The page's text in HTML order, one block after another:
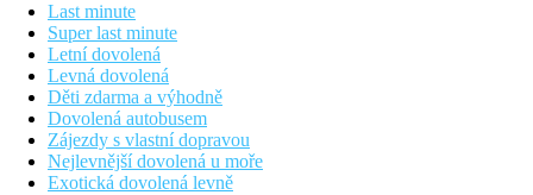
Last minute
Super last minute
Letní dovolená
Levná dovolená
Děti zdarma a výhodně
Dovolená autobusem
Zájezdy s vlastní dopravou
Nejlevnější dovolená u moře
Exotická dovolená levně